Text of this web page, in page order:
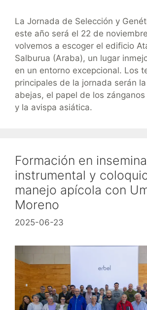
La Jornada de Selección y
este año será el 22 de
volvemos a escoger el edificio
Salburua (Araba), un lugar
en un entorno excepcional. Los
principales de la jornada serán
abejas, el papel de los
y la avispa asiática.
Formación en
instrumental y
manejo apícola con
Moreno
2025-06-23